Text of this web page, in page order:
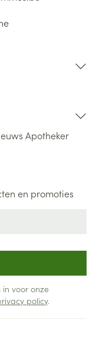
Apotheker
en promoties
in voor onze
policy.